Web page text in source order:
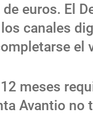
euros. El
canales
el
meses
Avantio no